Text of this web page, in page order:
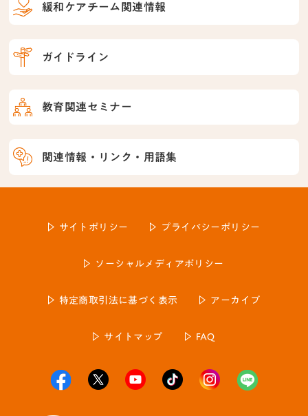
緩和ケアチーム関連情報
ガイドライン
教育関連セミナー
関連情報・リンク・用語集
サイトポリシー プライバシーポリシー
ソーシャルメディアポリシー
特定商取引法に基づく表示 アーカイブ
サイトマップ FAQ